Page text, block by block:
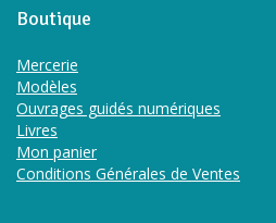
Boutique
Mercerie
Modèles
Ouvrages guidés numériques
Livres
Mon panier
Conditions Générales de Ventes